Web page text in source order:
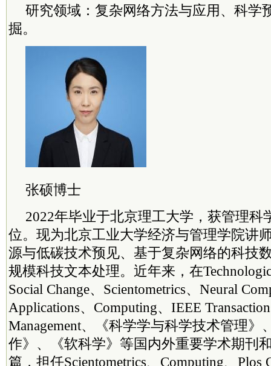
研究领域：复杂网络方法与应用、科学
掘。
张硕博士
2022年毕业于北京理工大学，获管理科
位。现为北京工业大学经济与管理学院讲
源与低碳技术预见、基于复杂网络的科技
规模科技文本处理。近年来，在
Social Change、Scientometrics、Neural
Applications、Computing、IEEE
Management、《科学学与科学技术管理》
作》、《软科学》等国内外重要学术期刊
篇，担任Scientometrics、Computing、Plos